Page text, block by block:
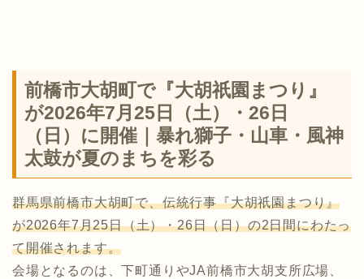
前橋市大胡町で『大胡祇園まつり』
が2026年7月25日（土）・26日
（日）に開催｜暴れ獅子・山車・風神
太鼓が夏のまちを彩る
群馬県前橋市大胡町で、伝統行事『大胡祇園まつり』
が2026年7月25日（土）・26日（日）の2日間にわたっ
て開催されます。
会場となるのは、下町通りやJA前橋市大胡支所広場、